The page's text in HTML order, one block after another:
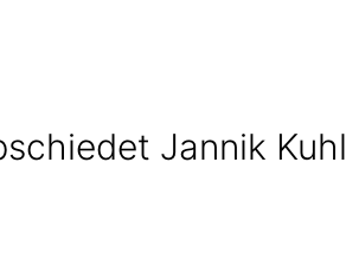
Jannik Kuhl